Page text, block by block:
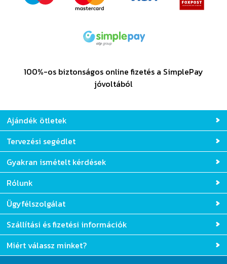
100%-os biztonságos online fizetés a SimplePay
Ajándék ötletek
Tervezési segédlet
Gyakran ismételt kérdések
Rólunk
Ügyfélszolgálat
Szállítási és fizetési információk